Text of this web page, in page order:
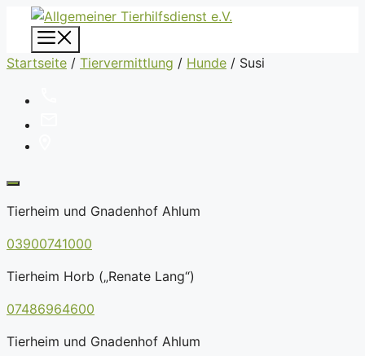
Zum
Inhalt
springen
Startseite / Tiervermittlung / Hunde / Susi
Tierheim und Gnadenhof Ahlum
03900741000
Tierheim Horb („Renate Lang“)
07486964600
Tierheim und Gnadenhof Ahlum